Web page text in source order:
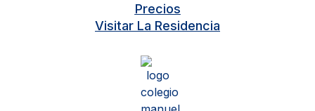
Precios
Visitar La Residencia